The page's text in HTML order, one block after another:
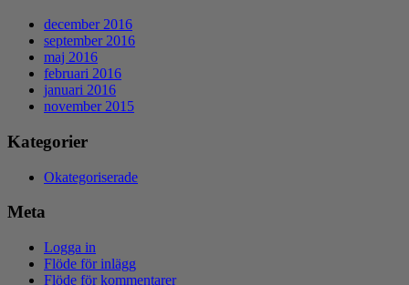
december 2016
september 2016
maj 2016
februari 2016
januari 2016
november 2015
Kategorier
Okategoriserade
Meta
Logga in
Flöde för inlägg
Flöde för kommentarer